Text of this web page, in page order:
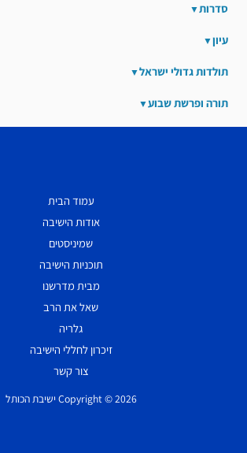
סדרות
עיון
תולדות גדולי ישראל
תורה ופרשת שבוע
עמוד הבית
אודות הישיבה
שמיניסטים
תוכניות הישיבה
מבית מדרשנו
שאל את הרב
גלריה
זיכרון לחללי הישיבה
צור קשר
Copyright © 2026 ישיבת הכותל